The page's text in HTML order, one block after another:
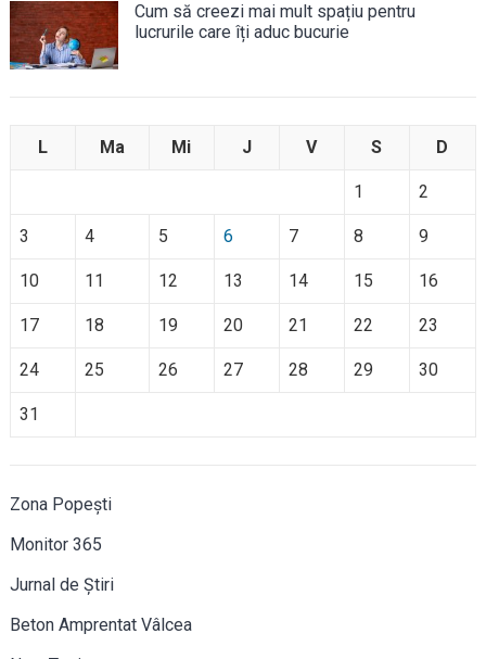
Cum să creezi mai mult spațiu pentru
lucrurile care îți aduc bucurie
L Ma Mi J V S D
1 2
3 4 5 6 7 8 9
10 11 12 13 14 15 16
17 18 19 20 21 22 23
24 25 26 27 28 29 30
31
Zona Popești
Monitor 365
Jurnal de Știri
Beton Amprentat Vâlcea